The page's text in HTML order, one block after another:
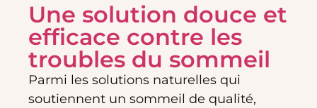
Une solution douce et
efficace contre les
troubles du sommeil
Parmi les solutions naturelles qui
soutiennent un sommeil de qualité,